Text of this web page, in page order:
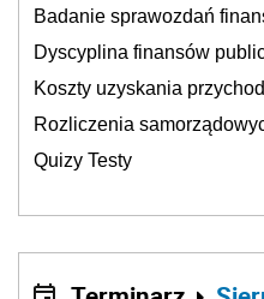
Badanie sprawozdań
Dyscyplina finansów
Koszty uzyskania
Rozliczenia
Quizy Testy